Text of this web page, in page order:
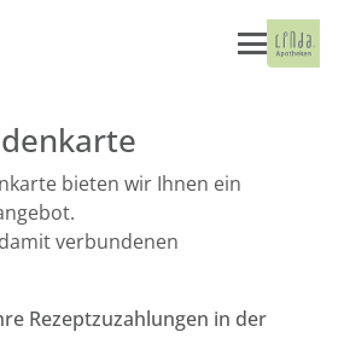
bieten wir Ihnen ein
verbundenen
Rezeptzuzahlungen in der